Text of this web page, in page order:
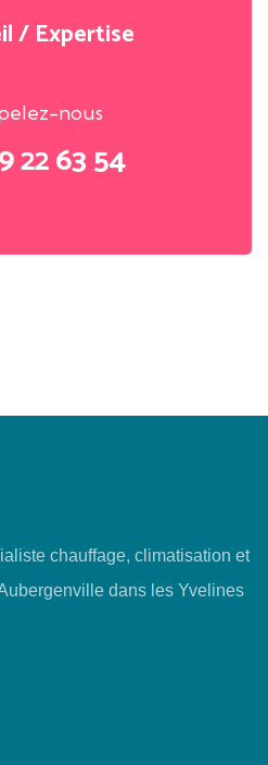
/ Expertise
nous
22 63 54
chauffage, climatisation et
dans les Yvelines